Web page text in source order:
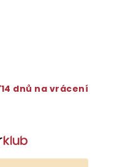
14 dnů na vrácení